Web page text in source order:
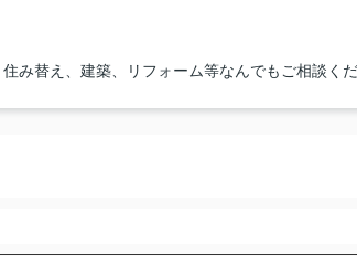
み替え、建築、リフォーム等なんでもご相談くだ